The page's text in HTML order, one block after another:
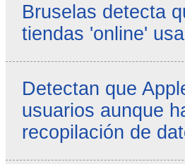
Bruselas detecta
tiendas 'online'
Detectan que
usuarios aunque
recopilación de